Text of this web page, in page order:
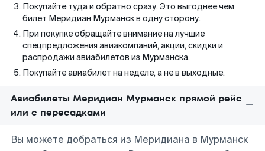
Покупайте туда и обратно сразу. Это выгоднее чем
билет Меридиан Мурманск в одну сторону.
При покупке обращайте внимание на лучшие
спецпредложения авиакомпаний, акции, скидки и
распродажи авиабилетов из Мурманска.
Покупайте авиабилет на неделе, а не в выходные.
Авиабилеты Меридиан Мурманск прямой рейс
или с пересадками
Вы можете добраться из Меридиана в Мурманск